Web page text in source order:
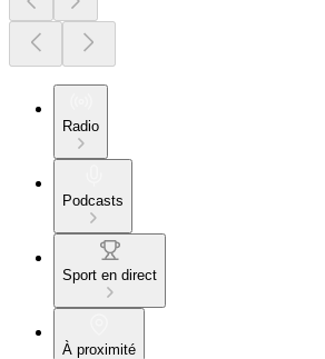
Radio
Podcasts
Sport en direct
À proximité